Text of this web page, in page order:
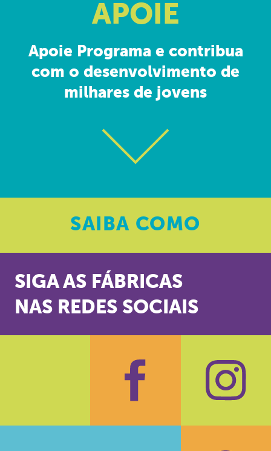
APOIE
Apoie Programa e contribua
com o desenvolvimento de
milhares de jovens
SAIBA COMO
SIGA AS FÁBRICAS
NAS REDES SOCIAIS
Facebook